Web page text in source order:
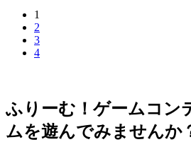
1
2
3
4
ふりーむ！ゲームコン
ムを遊んでみませんか